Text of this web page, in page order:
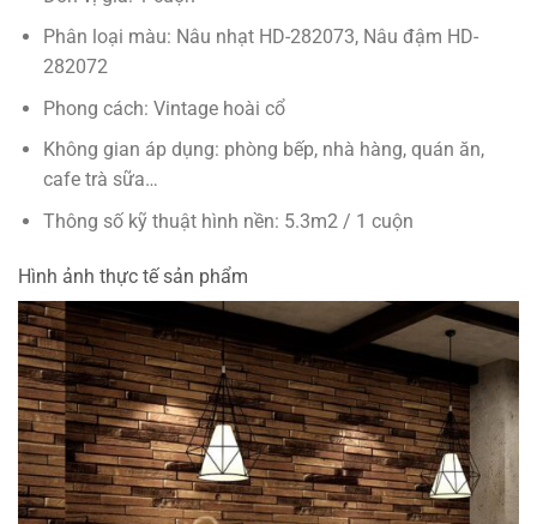
Phân loại màu: Nâu nhạt HD-282073, Nâu đậm HD-
282072
Phong cách: Vintage hoài cổ
Không gian áp dụng: phòng bếp, nhà hàng, quán ăn,
cafe trà sữa…
Thông số kỹ thuật hình nền: 5.3m2 / 1 cuộn
Hình ảnh thực tế sản phẩm